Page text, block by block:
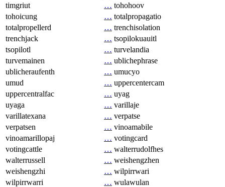
timgriut
… tohohoov
tohoicung
… totalpropagatio
totalpropellerd
… trenchisolation
trenchjack
… tsopilokuauitl
tsopilotl
… turvelandia
turvemainen
… ublichephrase
ublicheraufenth
… umucyo
umud
… uppercentercam
uppercentralfac
… uyag
uyaga
… varillaje
varillatexana
… verpatse
verpatsen
… vinoamabile
vinoamarillopaj
… votingcard
votingcattle
… walterrudolfhes
walterrussell
… weishengzhen
weishengzhi
… wilpirrwari
wilpirrwarri
… wulawulan